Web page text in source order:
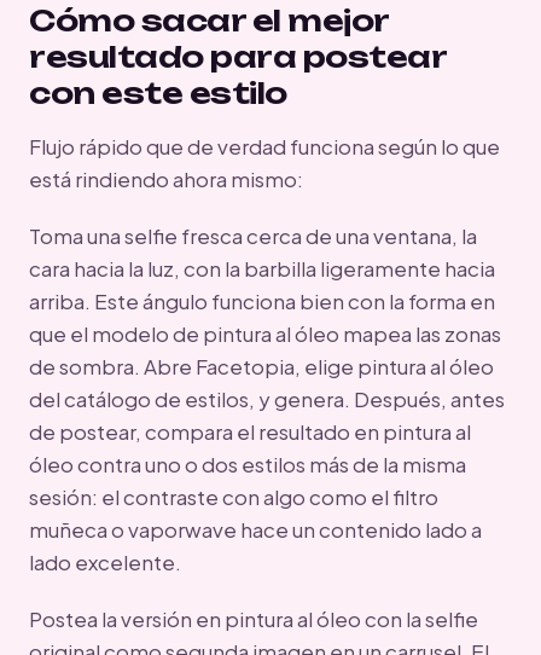
Cómo sacar el mejor
resultado para postear
con este estilo
Flujo rápido que de verdad funciona según lo que
está rindiendo ahora mismo:
Toma una selfie fresca cerca de una ventana, la
cara hacia la luz, con la barbilla ligeramente hacia
arriba. Este ángulo funciona bien con la forma en
que el modelo de pintura al óleo mapea las zonas
de sombra. Abre Facetopia, elige pintura al óleo
del catálogo de estilos, y genera. Después, antes
de postear, compara el resultado en pintura al
óleo contra uno o dos estilos más de la misma
sesión: el contraste con algo como el filtro
muñeca o vaporwave hace un contenido lado a
lado excelente.
Postea la versión en pintura al óleo con la selfie